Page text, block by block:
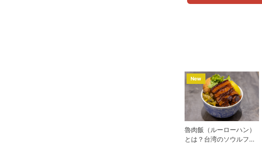
魯肉飯（ルーローハン）
とは？台湾のソウルフー
New